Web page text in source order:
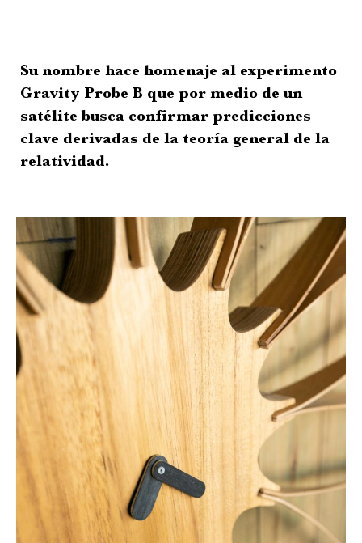
Su nombre hace homenaje al experimento
Gravity Probe B que por medio de un
satélite busca confirmar predicciones
clave derivadas de la teoría general de la
relatividad.